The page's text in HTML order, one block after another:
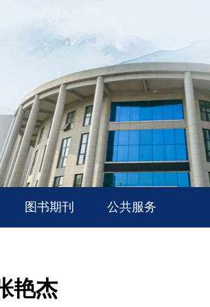
图书期刊 公共服务
艳杰